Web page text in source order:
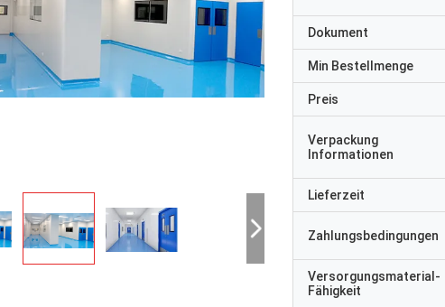
Dokument
Min Bestellmenge
Preis
Verpackung
Informationen
Lieferzeit
Zahlungsbedingungen
Versorgungsmaterial-
Fähigkeit